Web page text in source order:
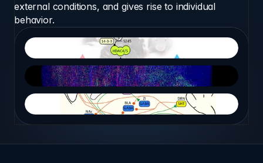
external conditions, and gives rise to individual
behavior.